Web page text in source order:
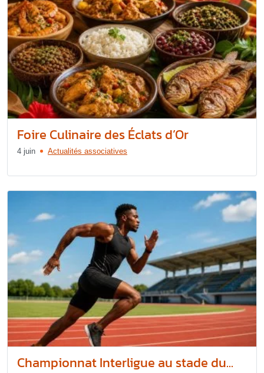
Foire Culinaire des Éclats d’Or
4 juin Actualités associatives
Championnat Interligue au stade du...